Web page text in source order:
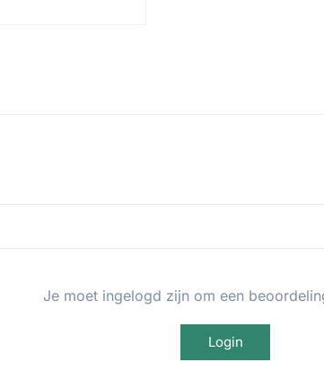
Je moet ingelogd zijn om een
Login